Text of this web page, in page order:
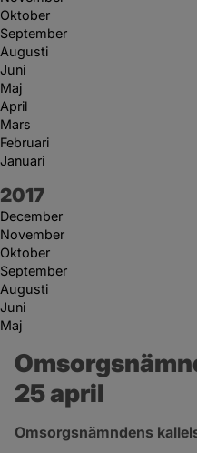
Oktober
September
Augusti
Juni
Maj
April
Mars
Februari
Januari
År:
2017
December
November
Oktober
September
Augusti
Juni
Maj
25 april
Omsorgsnämndens